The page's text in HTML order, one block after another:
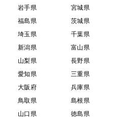
岩手県
宮城県
福島県
茨城県
埼玉県
千葉県
新潟県
富山県
山梨県
長野県
愛知県
三重県
大阪府
兵庫県
鳥取県
島根県
山口県 徳島県